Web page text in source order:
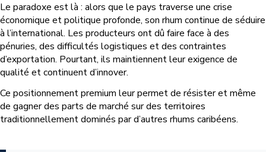
Le paradoxe est là : alors que le pays traverse une crise
économique et politique profonde, son rhum continue de séduire
à l’international. Les producteurs ont dû faire face à des
pénuries, des difficultés logistiques et des contraintes
d’exportation. Pourtant, ils maintiennent leur exigence de
qualité et continuent d’innover.
Ce positionnement premium leur permet de résister et même
de gagner des parts de marché sur des territoires
traditionnellement dominés par d’autres rhums caribéens.